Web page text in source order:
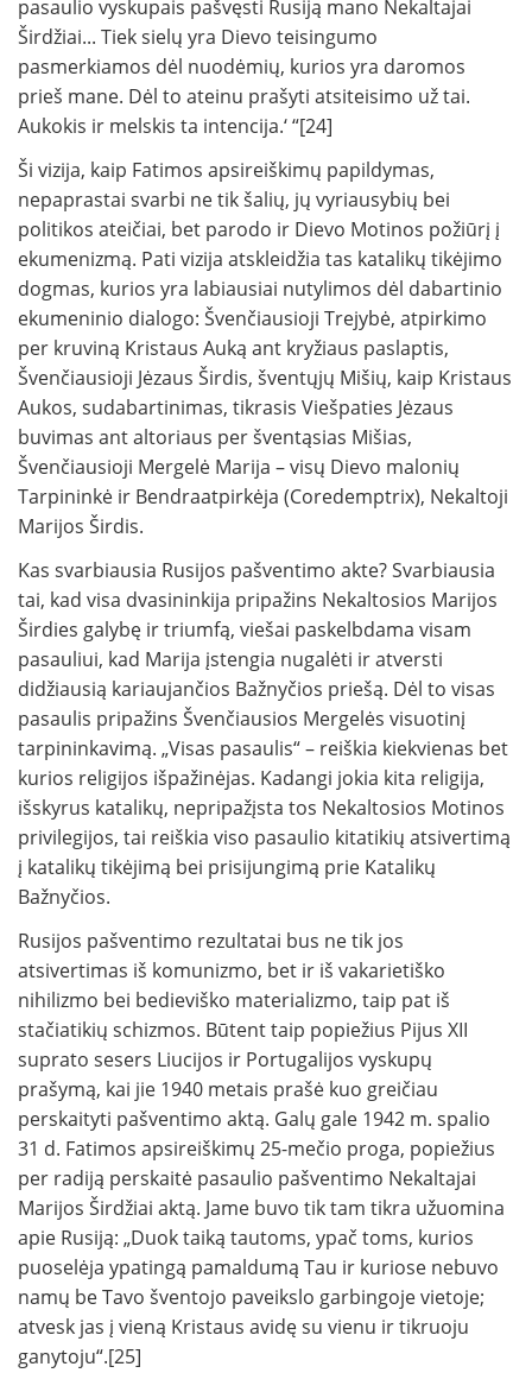
pasaulio vyskupais pašvęsti Rusiją mano Nekaltajai
Širdžiai... Tiek sielų yra Dievo teisingumo
pasmerkiamos dėl nuodėmių, kurios yra daromos
prieš mane. Dėl to ateinu prašyti atsiteisimo už tai.
Aukokis ir melskis ta intencija.‘ “[24]
Ši vizija, kaip Fatimos apsireiškimų papildymas,
nepaprastai svarbi ne tik šalių, jų vyriausybių bei
politikos ateičiai, bet parodo ir Dievo Motinos požiūrį į
ekumenizmą. Pati vizija atskleidžia tas katalikų tikėjimo
dogmas, kurios yra labiausiai nutylimos dėl dabartinio
ekumeninio dialogo: Švenčiausioji Trejybė, atpirkimo
per kruviną Kristaus Auką ant kryžiaus paslaptis,
Švenčiausioji Jėzaus Širdis, šventųjų Mišių, kaip Kristaus
Aukos, sudabartinimas, tikrasis Viešpaties Jėzaus
buvimas ant altoriaus per šventąsias Mišias,
Švenčiausioji Mergelė Marija – visų Dievo malonių
Tarpininkė ir Bendraatpirkėja (Coredemptrix), Nekaltoji
Marijos Širdis.
Kas svarbiausia Rusijos pašventimo akte? Svarbiausia
tai, kad visa dvasininkija pripažins Nekaltosios Marijos
Širdies galybę ir triumfą, viešai paskelbdama visam
pasauliui, kad Marija įstengia nugalėti ir atversti
didžiausią kariaujančios Bažnyčios priešą. Dėl to visas
pasaulis pripažins Švenčiausios Mergelės visuotinį
tarpininkavimą. „Visas pasaulis“ – reiškia kiekvienas bet
kurios religijos išpažinėjas. Kadangi jokia kita religija,
išskyrus katalikų, nepripažįsta tos Nekaltosios Motinos
privilegijos, tai reiškia viso pasaulio kitatikių atsivertimą
į katalikų tikėjimą bei prisijungimą prie Katalikų
Bažnyčios.
Rusijos pašventimo rezultatai bus ne tik jos
atsivertimas iš komunizmo, bet ir iš vakarietiško
nihilizmo bei bedieviško materializmo, taip pat iš
stačiatikių schizmos. Būtent taip popiežius Pijus XII
suprato sesers Liucijos ir Portugalijos vyskupų
prašymą, kai jie 1940 metais prašė kuo greičiau
perskaityti pašventimo aktą. Galų gale 1942 m. spalio
31 d. Fatimos apsireiškimų 25-mečio proga, popiežius
per radiją perskaitė pasaulio pašventimo Nekaltajai
Marijos Širdžiai aktą. Jame buvo tik tam tikra užuomina
apie Rusiją: „Duok taiką tautoms, ypač toms, kurios
puoselėja ypatingą pamaldumą Tau ir kuriose nebuvo
namų be Tavo šventojo paveikslo garbingoje vietoje;
atvesk jas į vieną Kristaus avidę su vienu ir tikruoju
ganytoju“.[25]